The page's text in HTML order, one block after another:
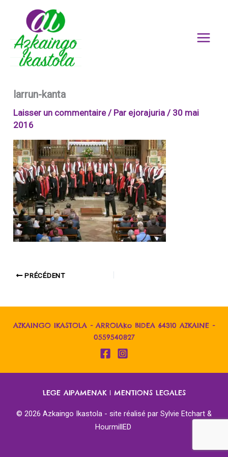
contenu
larrun-kanta
Laisser un commentaire / Par ejorajuria / 30 mai
2016
PRÉCÉDENT
AZKAINGO IKASTOLA - ARROIAko BIDEA 64310 AZKAINE -
0559540827
LEGE AIPAMENAK| MENTIONS LEGALES
© 2026 Azkaingo Ikastola - site réalisé par Sylvie Etchart &
HourmillED